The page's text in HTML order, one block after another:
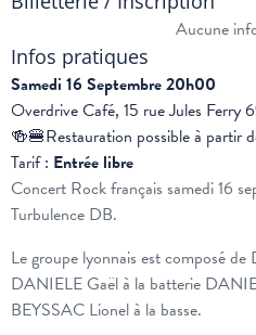
Aucune
Infos pratiques
Samedi 16 Septembre 20h00
Overdrive Café, 15 rue Jules
🍻🍔Restauration possible à partir
Tarif : Entrée libre
Concert Rock français samedi 16
Turbulence DB.
Le groupe lyonnais est composé
DANIELE Gaël à la batterie
BEYSSAC Lionel à la basse.